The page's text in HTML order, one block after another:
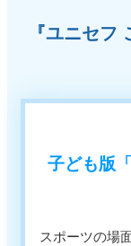
『ユニセフ
子ども版
スポーツの場